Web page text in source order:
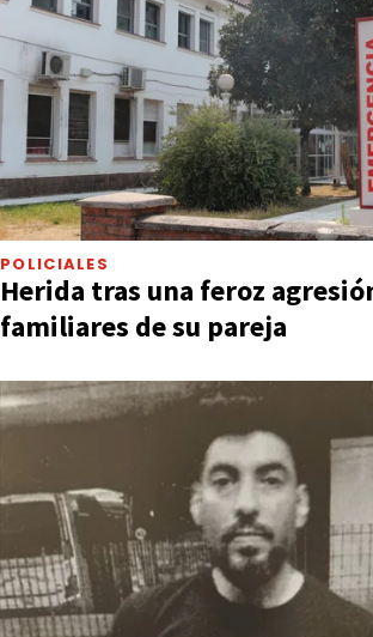
POLICIALES
Herida tras una feroz
familiares de su pareja